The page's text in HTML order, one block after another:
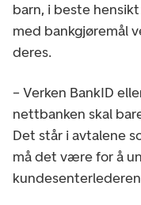
barn, i beste
med bankgjøremål
deres.
– Verken BankID
nettbanken skal
Det står i avtalene
må det være for å